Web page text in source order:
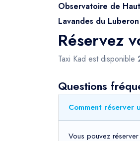
Observatoire de
Lavandes du Luberon
Réservez
Taxi Kad est disponible
Questions
Comment réserver
Vous pouvez